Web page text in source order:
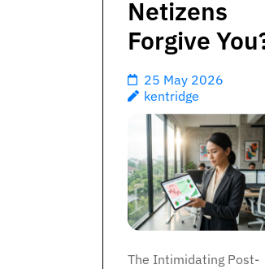
Netizens
Forgive
25 May 2026
kentridge
The Intimidating Post-